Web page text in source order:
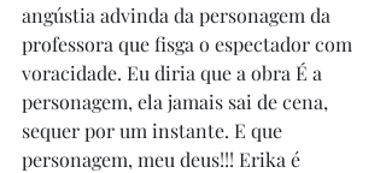
angústia advinda da personagem da
professora que fisga o espectador com
voracidade. Eu diria que a obra É a
personagem, ela jamais sai de cena,
sequer por um instante. E que
personagem, meu deus!!! Erika é